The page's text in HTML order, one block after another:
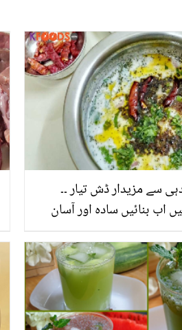
سے مزیدار ڈش تیار ۔۔
اب بنائیں سادہ اور آسان